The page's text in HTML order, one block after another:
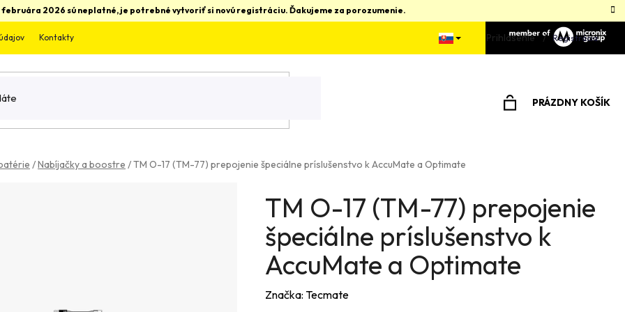
2026 sú neplatné, je potrebné vytvoriť si novú registráciu. Ďakujeme za porozumenie.
Kontakty Prihlásenie Registrácia
PRÁZDNY KOŠÍK
/Nabíjačky a boostre /TM O-17 (TM-77) prepojenie špeciálne príslušenstvo k AccuMate a Optimate
TM O-17 (TM-77) prepojenie
špeciálne príslušenstvo k
AccuMate a Optimate
Značka: Tecmate